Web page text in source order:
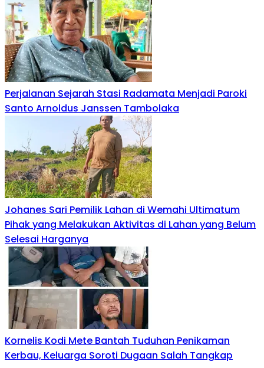
Perjalanan Sejarah Stasi Radamata Menjadi Paroki
Santo Arnoldus Janssen Tambolaka
‎Johanes Sari Pemilik Lahan di Wemahi Ultimatum
Pihak yang Melakukan Aktivitas di Lahan yang Belum
Selesai Harganya
Kornelis Kodi Mete Bantah Tuduhan Penikaman
Kerbau, Keluarga Soroti Dugaan Salah Tangkap